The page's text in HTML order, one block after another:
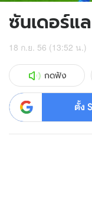
ซันเดอร์แ
18 ก.ย. 56 (13:52 น.)
กดฟัง
ตั้ง